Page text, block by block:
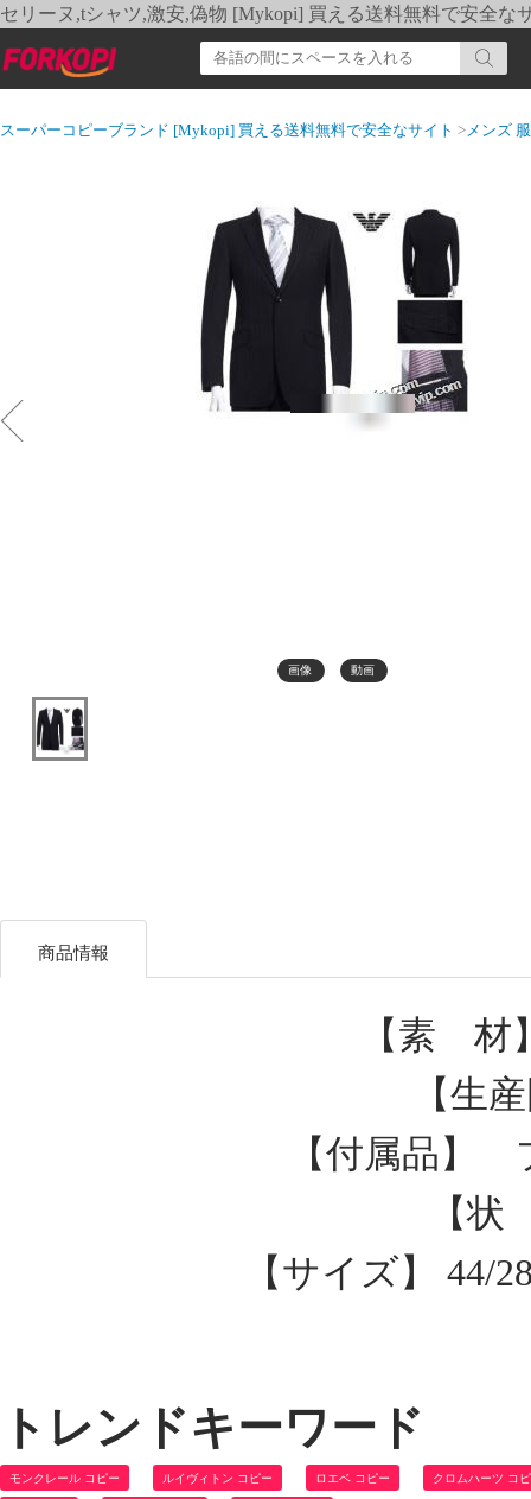
セリーヌ,tシャツ,激安,偽物 [Mykopi] 買える送料無料で安全な
スーパーコピーブランド [Mykopi] 買える送料無料で安全なサイト >メンズ 服
画像 動画
商品情報
【素 材
【生
【付属品】
【
【サイズ】 44/
トレンドキーワード
モンクレール コピー ルイヴィトン コピー ロエベ コピー クロムハーツ コ